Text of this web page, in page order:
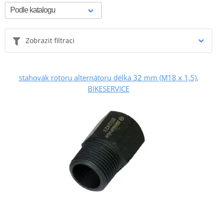
Zobrazit filtraci
stahovák rotoru alternátoru délka 32 mm (M18 x 1,5),
BIKESERVICE